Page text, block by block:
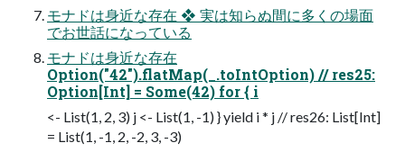
モナドは身近な存在 ❖ 実は知らぬ間に多くの場面
でお世話になっている
モナドは身近な存在
Option("42").flatMap(_.toIntOption) // res25:
Option[Int] = Some(42) for { i
<- List(1, 2, 3) j <- List(1, -1) } yield i * j // res26: List[Int]
= List(1, -1, 2, -2, 3, -3)